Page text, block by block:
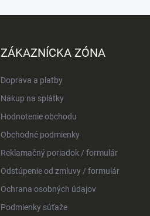
ZÁKAZNÍCKA ZÓNA
Doprava a platby
Nákup na splátky
Hodnotenie obchodu
Obchodné podmienky
Reklamačný poriadok / formulár
Odstúpenie od zmluvy / formulár
Ochrana osobných údajov
Podmienky súťaže